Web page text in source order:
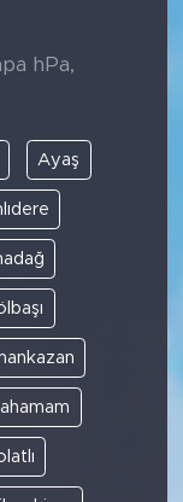
hPa,
Ayaş